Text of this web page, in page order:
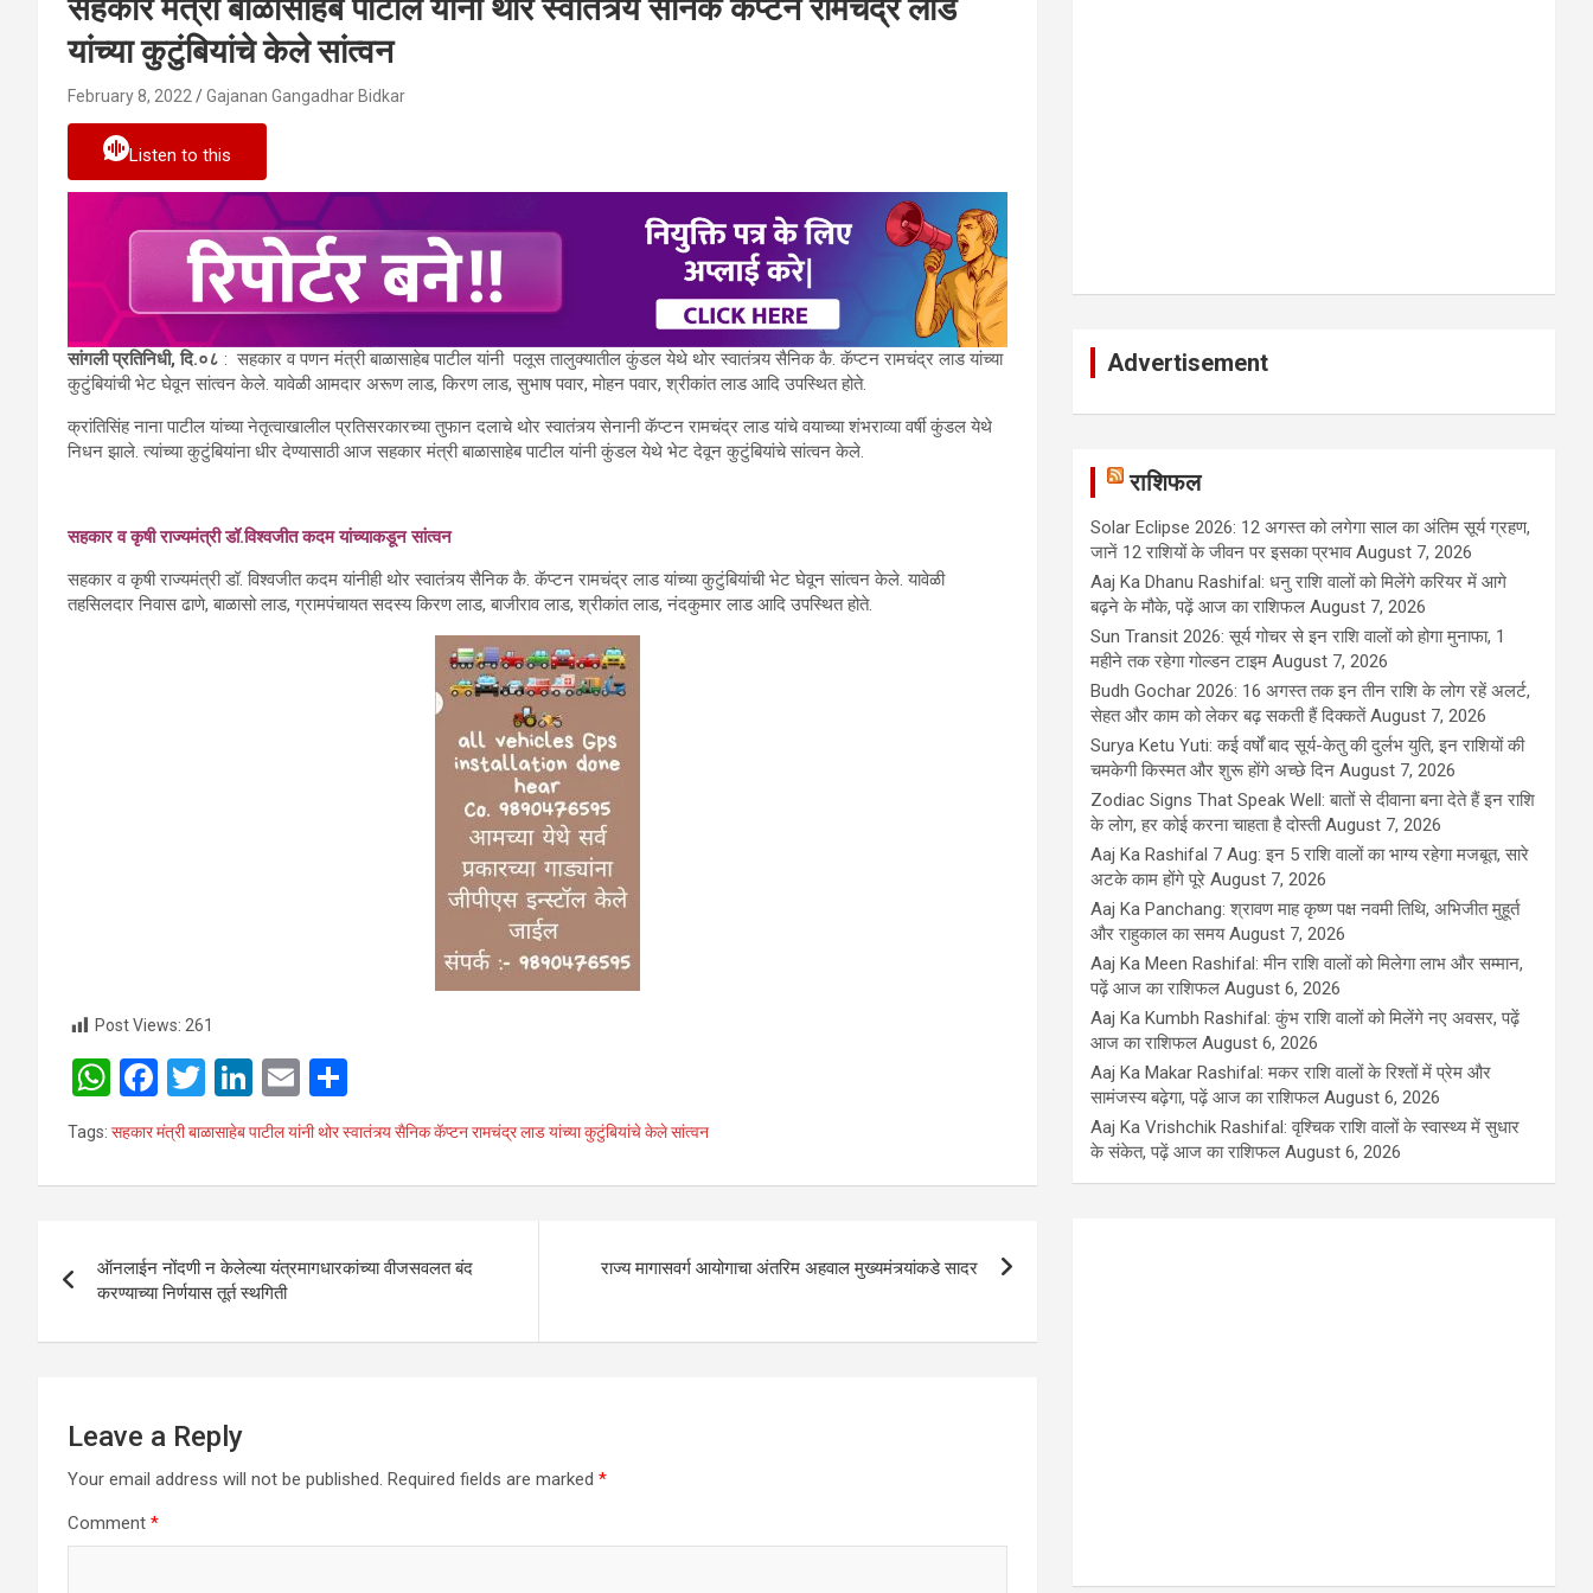
सहकार मंत्री बाळासाहेब पाटील यांनी थोर स्वातंत्र्य सैनिक कॅप्टन रामचंद्र लाड
यांच्या कुटुंबियांचे केले सांत्वन
February 8, 2022 Gajanan Gangadhar Bidkar
Listen to this
सांगली प्रतिनिधी, दि.०८ : सहकार व पणन मंत्री बाळासाहेब पाटील यांनी ‍ पलूस तालुक्यातील कुंडल येथे थोर स्वातंत्र्य सैनिक कै. कॅप्टन रामचंद्र लाड यांच्या
कुटुंबियांची भेट घेवून सांत्वन केले. यावेळी आमदार अरूण लाड, ‍किरण लाड, सुभाष पवार, मोहन पवार, श्रीकांत लाड आदि उपस्थित होते.
क्रांतिसिंह नाना पाटील यांच्या नेतृत्वाखालील प्रतिसरकारच्या तुफान दलाचे थोर स्वातंत्र्य सेनानी कॅप्टन रामचंद्र लाड यांचे वयाच्या शंभराव्या वर्षी कुंडल येथे
निधन झाले. त्यांच्या कुटुंबियांना धीर देण्यासाठी आज सहकार मंत्री बाळासाहेब पाटील यांनी कुंडल येथे भेट देवून कुटुंबियांचे सांत्वन केले.
सहकार व कृषी राज्यमंत्री डॉ.विश्वजीत कदम यांच्याकडूनसांत्वन
सहकार व कृषी राज्यमंत्री डॉ. विश्वजीत कदम यांनी‍ही थोर स्वातंत्र्य सैनिक कै. कॅप्टन रामचंद्र लाड यांच्या कुटुंबियांची भेट घेवून सांत्वन केले. यावेळी
तहसिलदार निवास ढाणे, बाळासो लाड, ग्रामपंचायत सदस्य किरण लाड, बाजीराव लाड, श्रीकांत लाड, नंदकुमार लाड आदि उपस्थित होते.
Post Views: 261
W
at
s
p
p
F
a
ce
b
o
k
T
wi
tt
er
Li
n
ke
dI
E
m
ail ar
e
Tags: सहकार मंत्री बाळासाहेब पाटील यांनी थोर स्वातंत्र्य सैनिक कॅप्टन रामचंद्र लाड यांच्या कुटुंबियांचे केले सांत्वन
navigation
ऑनलाईन नोंदणी न केलेल्या यंत्रमागधारकांच्या वीजसवलत बंद
करण्याच्या निर्णयास तूर्त स्थगिती
राज्य मागासवर्ग आयोगाचा अंतरिम अहवाल मुख्यमंत्र्यांकडे सादर
Leave a Reply
Your email address will not be published. Required fields are marked *
Comment *
Advertisement
राशिफल
Solar Eclipse 2026: 12 अगस्त को लगेगा साल का अंतिम सूर्य ग्रहण,
जानें 12 राशियों के जीवन पर इसका प्रभाव August 7, 2026
Aaj Ka Dhanu Rashifal: धनु राशि वालों को मिलेंगे करियर में आगे
बढ़ने के मौके, पढ़ें आज का राशिफल August 7, 2026
Sun Transit 2026: सूर्य गोचर से इन राशि वालों को होगा मुनाफा, 1
महीने तक रहेगा गोल्डन टाइम August 7, 2026
Budh Gochar 2026: 16 अगस्त तक इन तीन राशि के लोग रहें अलर्ट,
सेहत और काम को लेकर बढ़ सकती हैं दिक्कतें August 7, 2026
Surya Ketu Yuti: कई वर्षों बाद सूर्य-केतु की दुर्लभ युति, इन राशियों की
चमकेगी किस्मत और शुरू होंगे अच्छे दिन August 7, 2026
Zodiac Signs That Speak Well: बातों से दीवाना बना देते हैं इन राशि
के लोग, हर कोई करना चाहता है दोस्ती August 7, 2026
Aaj Ka Rashifal 7 Aug: इन 5 राशि वालों का भाग्य रहेगा मजबूत, सारे
अटके काम होंगे पूरे August 7, 2026
Aaj Ka Panchang: श्रावण माह कृष्ण पक्ष नवमी तिथि, अभिजीत मुहूर्त
और राहुकाल का समय August 7, 2026
Aaj Ka Meen Rashifal: मीन राशि वालों को मिलेगा लाभ और सम्मान,
पढ़ें आज का राशिफल August 6, 2026
Aaj Ka Kumbh Rashifal: कुंभ राशि वालों को मिलेंगे नए अवसर, पढ़ें
आज का राशिफल August 6, 2026
Aaj Ka Makar Rashifal: मकर राशि वालों के रिश्तों में प्रेम और
सामंजस्य बढ़ेगा, पढ़ें आज का राशिफल August 6, 2026
Aaj Ka Vrishchik Rashifal: वृश्चिक राशि वालों के स्वास्थ्य में सुधार
के संकेत, पढ़ें आज का राशिफल August 6, 2026